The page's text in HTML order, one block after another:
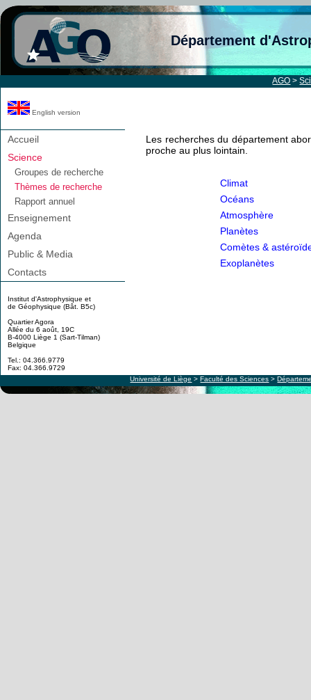
Département
AGO >
English version
Accueil
Science
Groupes de recherche
Thèmes de recherche
Rapport annuel
Enseignement
Agenda
Public & Media
Contacts
Institut d'Astrophysique et
de Géophysique (Bât. B5c)
Quartier Agora
Allée du 6 août, 19C
B-4000 Liège 1 (Sart-Tilman)
Belgique
Tel.: 04.366.9779
Fax: 04.366.9729
Les recherches du département
proche au plus lointain.
Climat
Océans
Atmosphère
Planètes
Comètes &
Exoplanètes
Université de Liège >Faculté des Sciences >